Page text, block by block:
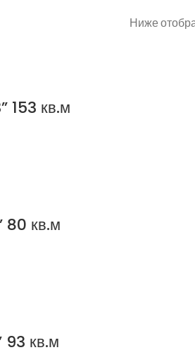
Ниже
153 кв.м
80 кв.м
93 кв.м